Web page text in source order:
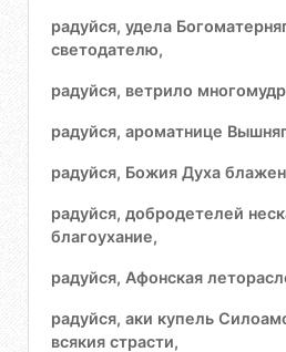
радуйся, удела
светодателю,
радуйся, ветрило
радуйся, ароматнице
радуйся, Божия Духа
радуйся, добродетелей
благоухание,
радуйся, Афонская
радуйся, аки купель
всякия страсти,